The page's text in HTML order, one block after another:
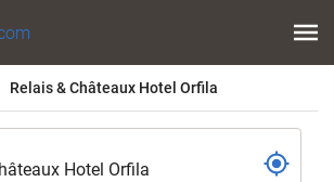
Relais & Châteaux Hotel Orfila